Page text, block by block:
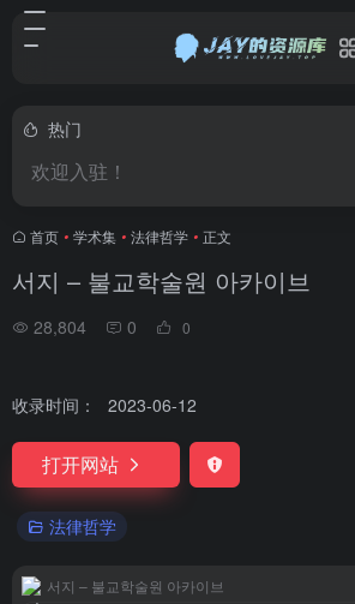
热门
欢迎入驻！
首页 • 学术集 • 法律哲学 • 正文
서지 – 불교학술원 아카이브
28,804 0 0
收录时间： 2023-06-12
打开网站
法律哲学
서지 – 불교학술원 아카이브